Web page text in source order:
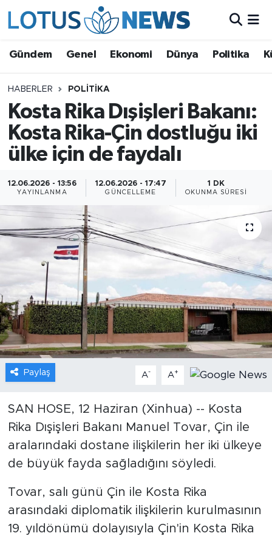
Gündem Genel Ekonomi Dünya Politika
HABERLER POLITIKA
Kosta Rika Dışişleri Bakanı:
Kosta Rika-Çin dostluğu iki
ülke için de faydalı
12.06.2026 - 13:56
YAYINLANMA
12.06.2026 - 17:47
GÜNCELLEME
1 DK
OKUNMA SÜRESI
Paylaş A- A+
SAN HOSE, 12 Haziran (Xinhua) -- Kosta
Rika Dışişleri Bakanı Manuel Tovar, Çin ile
aralarındaki dostane ilişkilerin her iki ülkeye
de büyük fayda sağladığını söyledi.
Tovar, salı günü Çin ile Kosta Rika
arasındaki diplomatik ilişkilerin kurulmasının
19. yıldönümü dolayısıyla Çin'in Kosta Rika
Ekonomi
Dünya
Politika
Bilim ve Teknoloji
Çin Fuarları
Gündem
Video
Sağlık
Xinhua Türkiye